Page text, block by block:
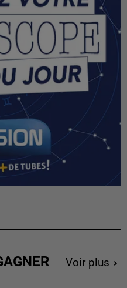
Voir plus